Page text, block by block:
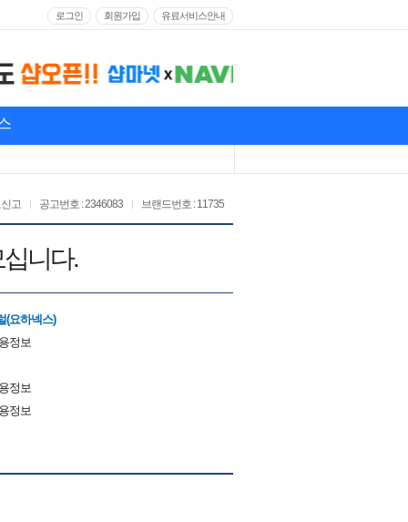
로그인 회원가입 유료서비스안내
브랜드번호 : 11735
공고번호 : 2346083
고
니다.
(요하넥스)
정보
정보
정보